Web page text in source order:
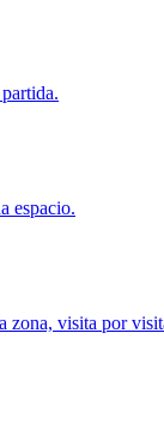
espacio.
zona, visita por